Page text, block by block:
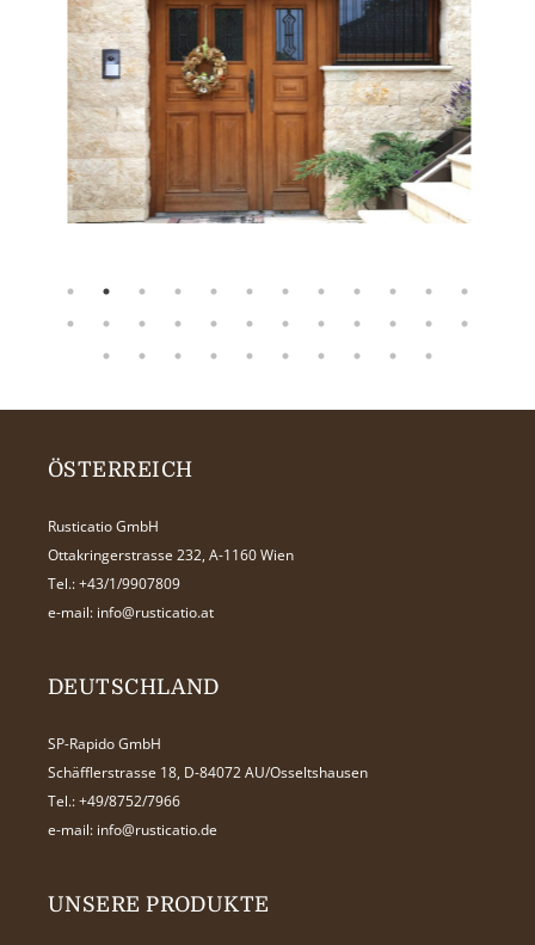
ÖSTERREICH
Rusticatio GmbH
Ottakringerstrasse 232, A-1160 Wien
Tel.: +43/1/9907809
e-mail: info@rusticatio.at
DEUTSCHLAND
SP-Rapido GmbH
Schäfflerstrasse 18, D-84072 AU/Osseltshausen
Tel.: +49/8752/7966
e-mail: info@rusticatio.de
UNSERE PRODUKTE